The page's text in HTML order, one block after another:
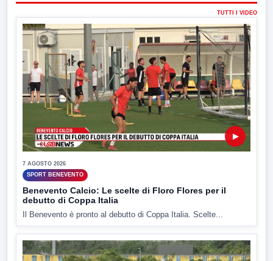
TUTTI I VIDEO
▶
7 AGOSTO 2026
SPORT BENEVENTO
Benevento Calcio: Le scelte di Floro Flores per il
debutto di Coppa Italia
Il Benevento è pronto al debutto di Coppa Italia. Scelte...